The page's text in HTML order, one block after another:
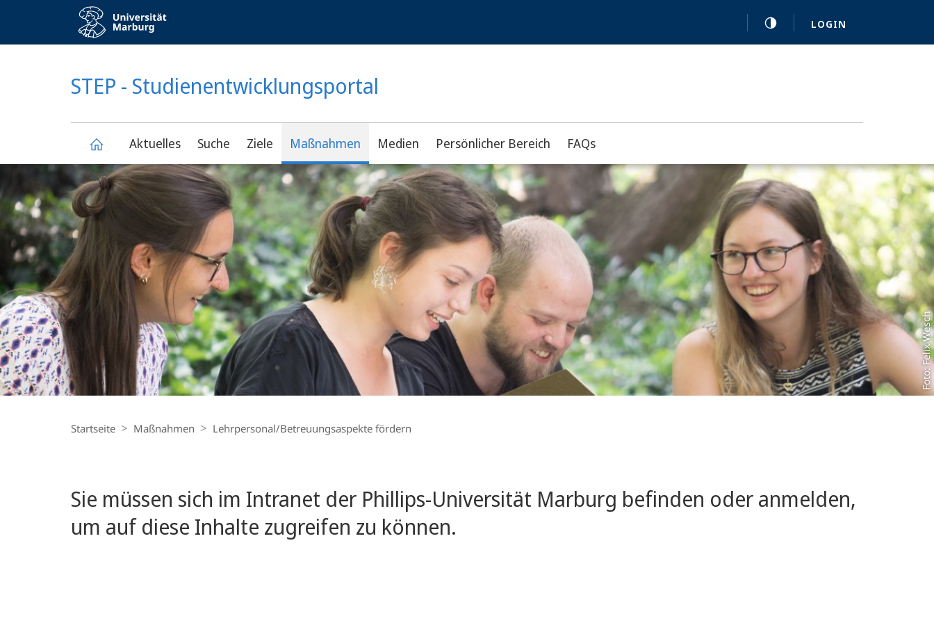
KONTRASTREICHE VERSION LOGIN
STEP - Studienentwicklungsportal
Aktuelles Suche Ziele Maßnahmen Medien Persönlicher Bereich FAQs
Foto: Felix Wesch
Navigation
Startseite Maßnahmen Lehrpersonal/Betreuungsaspekte fördern
Sie müssen sich im Intranet der Phillips-Universität Marburg befinden oder anmelden,
um auf diese Inhalte zugreifen zu können.